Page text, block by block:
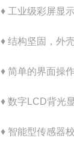
♦ 工业级彩屏显
♦ 结构坚固，外
♦ 简单的界面操
♦ 数字LCD背光
♦ 智能型传感器